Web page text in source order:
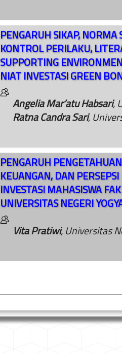
PENGARUH SIKAP, NORMA
KONTROL PERILAKU,
SUPPORTING
NIAT INVESTASI GREEN
Angelia Mar’atu Habsari,
Ratna Candra Sari,
PENGARUH
KEUANGAN, DAN
INVESTASI MAHASISWA
UNIVERSITAS NEGERI
Vita Pratiwi, Universitas